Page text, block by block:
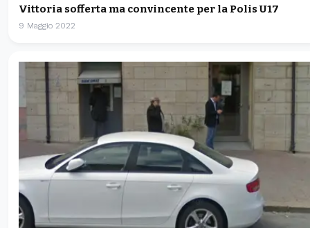
Vittoria sofferta ma convincente per la Polis U17
9 Maggio 2022